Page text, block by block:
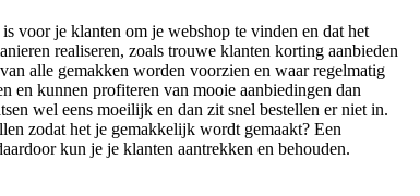
voor je klanten om je webshop te vinden en dat het
realiseren, zoals trouwe klanten korting aanbieden
alle gemakken worden voorzien en waar regelmatig
en kunnen profiteren van mooie aanbiedingen dan
wel eens moeilijk en dan zit snel bestellen er niet in.
zodat het je gemakkelijk wordt gemaakt? Een
kun je je klanten aantrekken en behouden.